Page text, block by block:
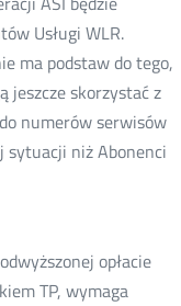
Usługi WLR.
ma podstaw do tego,
jeszcze skorzystać z
numerów serwisów
niż Abonenci
opłacie
TP, wymaga